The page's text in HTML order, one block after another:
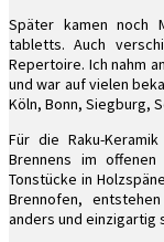
Später kamen noch
tabletts. Auch
Repertoire. Ich nahm
und war auf vielen
Köln, Bonn, Siegburg,
Für die Raku-
Brennens im
Tonstücke in
Brennofen,
anders und einzigartig